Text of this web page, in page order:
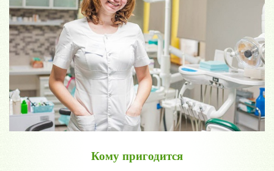
Кому пригодится